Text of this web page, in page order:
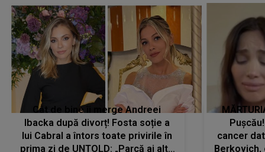
Cât de bine îi merge Andreei
Ibacka după divorț! Fosta soție a
lui Cabral a întors toate privirile în
prima zi de UNTOLD: „Parcă ai altă
cancer
Berkovich,